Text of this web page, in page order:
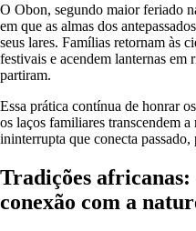
O Obon, segundo maior feriado
em que as almas dos
seus lares. Famílias retornam às
festivais e acendem lanternas em
partiram.
Essa prática contínua de honrar
os laços familiares transcendem
ininterrupta que conecta passado,
Tradições
conexão com a